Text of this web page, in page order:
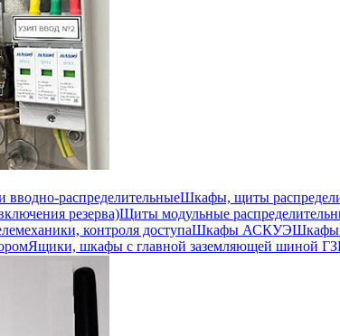
вводно-распределительныеШкафы, щиты
резерва)Щиты модульные
контроля доступаШкафы АСКУЭШкафы
Ящики, шкафы с главной заземляющей шиной